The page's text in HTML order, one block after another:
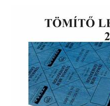
IPARI KARIMA TÖMÍTÉS
TÖMÍTŐ TÁBLA - SZIGETELŐ LEMEZ
GUMILEMEZ - FILC - HÓTOLÓ
TÖMÍTŐ ZSINÓR - RAGASZTÓ